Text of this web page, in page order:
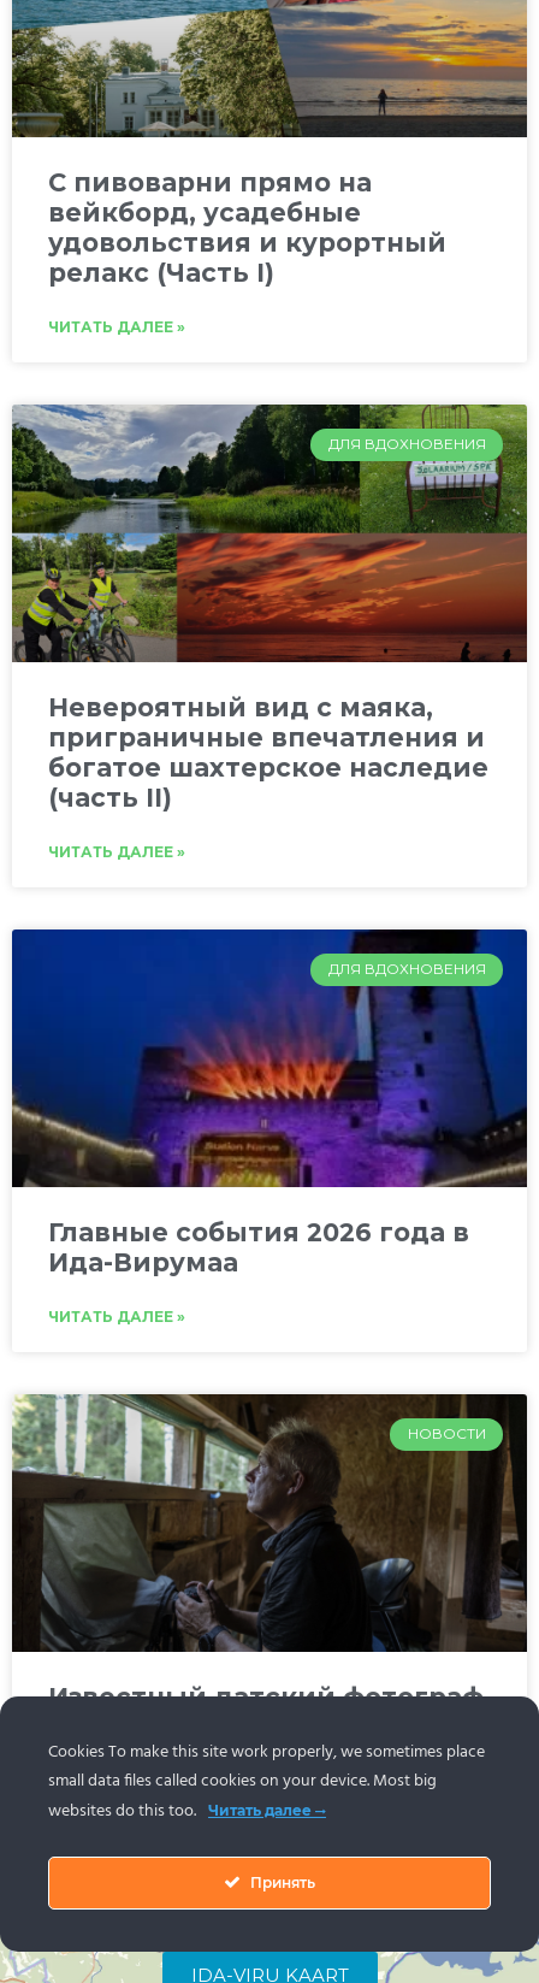
C пивоварни прямо на
вейкборд, усадебные
удовольствия и курортный
релакс (Часть I)
ЧИТАТЬ ДАЛЕЕ »
ДЛЯ ВДОХНОВЕНИЯ
Невероятный вид с маяка,
приграничные впечатления и
богатое шахтерское наследие
(часть II)
ЧИТАТЬ ДАЛЕЕ »
ДЛЯ ВДОХНОВЕНИЯ
Главные события 2026 года в
Ида-Вирумаа
ЧИТАТЬ ДАЛЕЕ »
НОВОСТИ
Известный датский фотограф,
июля откроет фотовыставку в
Васкнарве
IDA-VIRU KAART
Cookies To make this site work properly, we sometimes place
small data files called cookies on your device. Most big
websites do this too.
Читать далее
Принять